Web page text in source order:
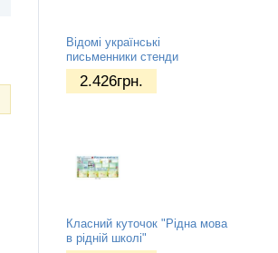
Відомі українські
письменники стенди
2.426грн.
Класний куточок "Рідна мова
в рідній школі"